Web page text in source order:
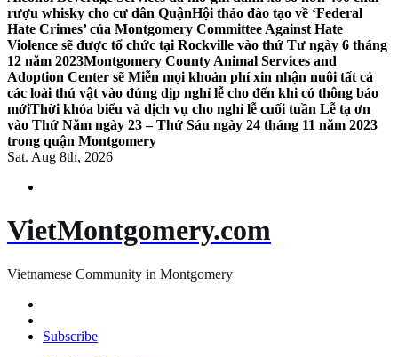
rượu whisky cho cư dân QuậnHội thảo đào tạo về ‘Federal
Hate Crimes’ của Montgomery Committee Against Hate
Violence sẽ được tổ chức tại Rockville vào thứ Tư ngày 6 tháng
12 năm 2023Montgomery County Animal Services and
Adoption Center sẽ Miễn mọi khoản phí xin nhận nuôi tất cả
các loài thú vật vào đúng dịp nghỉ lễ cho đến khi có thông báo
mớiThời khóa biểu và dịch vụ cho nghỉ lễ cuối tuần Lễ tạ ơn
vào Thứ Năm ngày 23 – Thứ Sáu ngày 24 tháng 11 năm 2023
trong quận Montgomery
Sat. Aug 8th, 2026
VietMontgomery.com
Vietnamese Community in Montgomery
Subscribe